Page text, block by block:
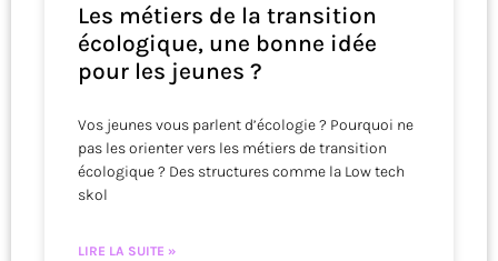
Les métiers de la transition
écologique, une bonne idée
pour les jeunes ?
Vos jeunes vous parlent d’écologie ? Pourquoi ne
pas les orienter vers les métiers de transition
écologique ? Des structures comme la Low tech
skol
LIRE LA SUITE »